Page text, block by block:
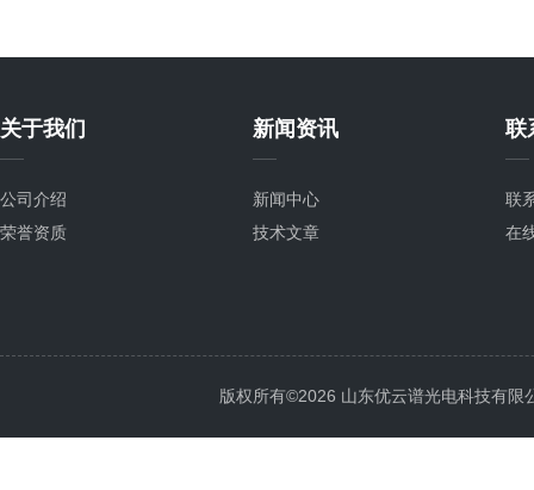
关于我们
公司介绍
荣誉资质
新闻资讯
新闻中心
技术文章
联
联
在
版权所有©2026 山东优云谱光电科技有